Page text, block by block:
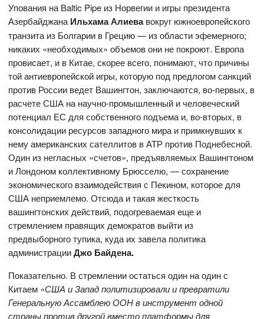
Упования на Baltic Pipe из Норвегии и игры президента
Азербайджана Ильхама Алиевавокруг южноевропейского
транзита из Болгарии в Грецию — из области эфемерного;
никаких «необходимых» объемов они не покроют. Европа
провисает, и в Китае, скорее всего, понимают, что причины
той антиевропейской игры, которую под предлогом санкций
против России ведет Вашингтон, заключаются, во-первых, в
расчете США на научно-промышленный и человеческий
потенциал ЕС для собственного подъема и, во-вторых, в
консолидации ресурсов западного мира и примкнувших к
нему американских сателлитов в АТР против Поднебесной.
Один из негласных «счетов», предъявляемых Вашингтоном
и Лондоном коллективному Брюсселю, — сохранение
экономического взаимодействия с Пекином, которое для
США неприемлемо. Отсюда и такая жесткость
вашингтонских действий, подогреваемая еще и
стремлением правящих демократов выйти из
предвыборного тупика, куда их завела политика
администрацииДжо Байдена.
Показательно. В стремлении остаться один на один с
Китаем «США и Запад политизировали и превратили
Генеральную Ассамблею ООН в инструмент одной
страны против другой вместо платформы для